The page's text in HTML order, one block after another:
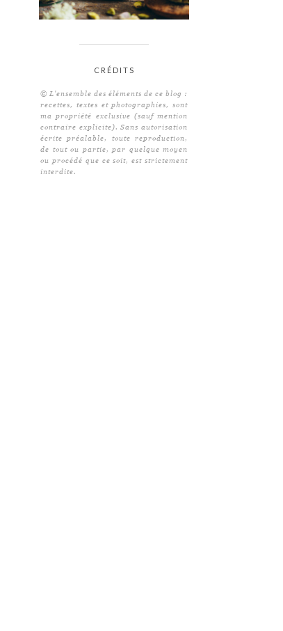
CRÉDITS
© L'ensemble des éléments de ce blog :
recettes, textes et photographies, sont
ma propriété exclusive (sauf mention
contraire explicite). Sans autorisation
écrite préalable, toute reproduction,
de tout ou partie, par quelque moyen
ou procédé que ce soit, est strictement
interdite.